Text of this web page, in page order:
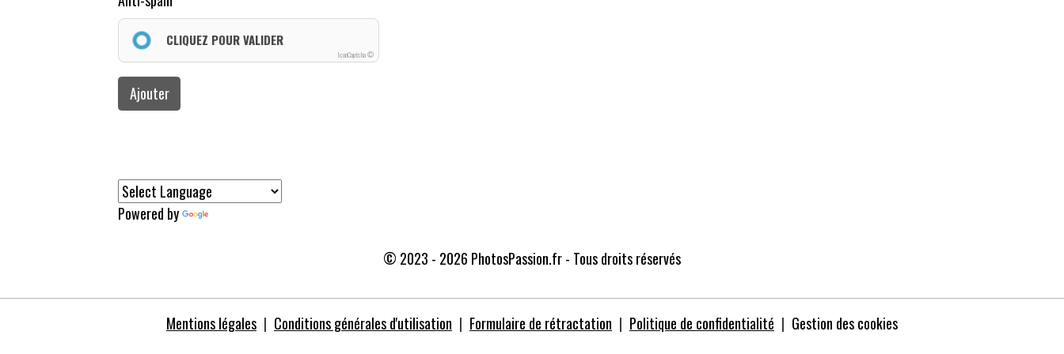
CLIQUEZ POUR VALIDER
IconCaptcha ©
Ajouter
Powered by
© 2023 - 2026 PhotosPassion.fr - Tous droits réservés
Mentions légales Conditions générales d'utilisation Formulaire de rétractation Politique de confidentialité Gestion des cookies